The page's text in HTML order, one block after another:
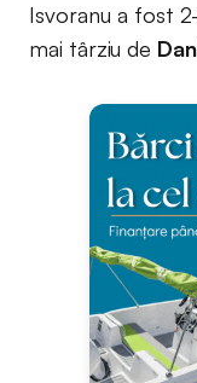
Isvoranu a fost
mai târziu de